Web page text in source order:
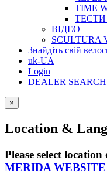
TIME
ТЕСТИ
ВІДЕО
SCULTURA
Знайдіть свій
uk-UA
Login
DEALER SEARCH
×
Location &
Please select
MERIDA WEBSITE